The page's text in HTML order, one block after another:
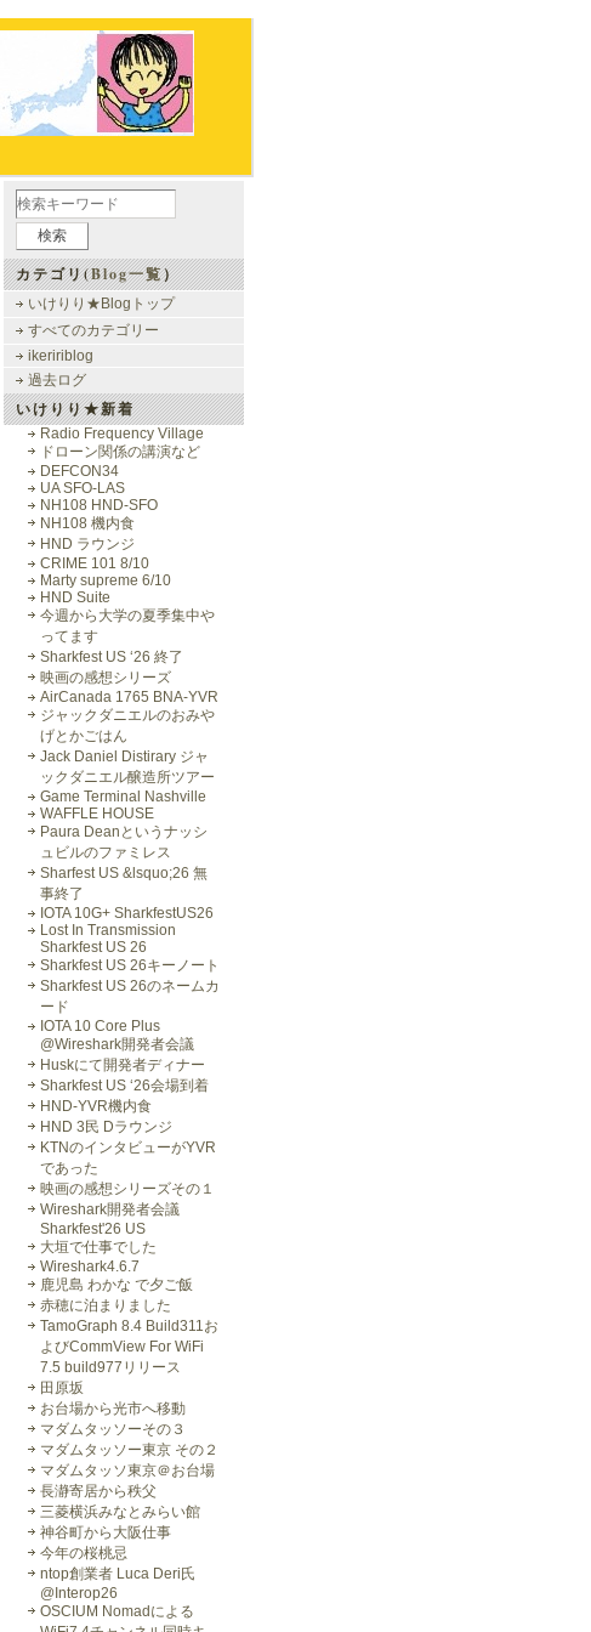
カテゴリ(Blog一覧）
いけりり★Blogトップ
すべてのカテゴリー
ikeririblog
過去ログ
いけりり★新着
Radio Frequency Village
ドローン関係の講演など
DEFCON34
UA SFO-LAS
NH108 HND-SFO
NH108 機内食
HND ラウンジ
CRIME 101 8/10
Marty supreme 6/10
HND Suite
今週から大学の夏季集中や
ってます
Sharkfest US ‘26 終了
映画の感想シリーズ
AirCanada 1765 BNA-YVR
ジャックダニエルのおみや
げとかごはん
Jack Daniel Distirary ジャ
ックダニエル醸造所ツアー
Game Terminal Nashville
WAFFLE HOUSE
Paura Deanというナッシ
ュビルのファミレス
Sharfest US &lsquo;26 無
事終了
IOTA 10G+ SharkfestUS26
Lost In Transmission
Sharkfest US 26
Sharkfest US 26キーノート
Sharkfest US 26のネームカ
ード
IOTA 10 Core Plus
@Wireshark開発者会議
Huskにて開発者ディナー
Sharkfest US ‘26会場到着
HND-YVR機内食
HND 3民 Dラウンジ
KTNのインタビューがYVR
であった
映画の感想シリーズその１
Wireshark開発者会議
Sharkfest'26 US
大垣で仕事でした
Wireshark4.6.7
鹿児島 わかな で夕ご飯
赤穂に泊まりました
TamoGraph 8.4 Build311お
よびCommView For WiFi
7.5 build977リリース
田原坂
お台場から光市へ移動
マダムタッソーその３
マダムタッソー東京 その２
マダムタッソ東京＠お台場
長瀞寄居から秩父
三菱横浜みなとみらい館
神谷町から大阪仕事
今年の桜桃忌
ntop創業者 Luca Deri氏
@Interop26
OSCIUM Nomadによる